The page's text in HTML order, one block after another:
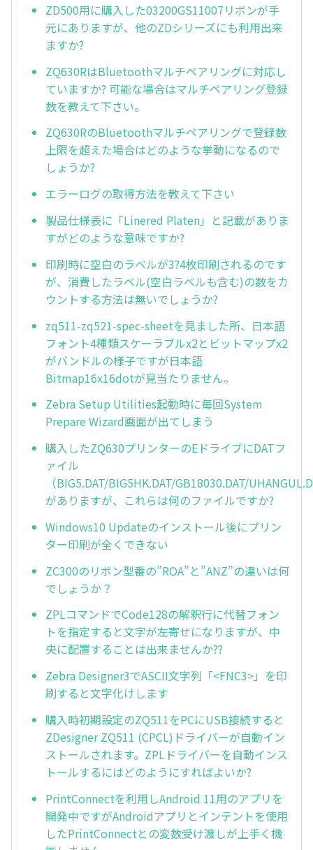
ZD500用に購入した03200GS11007リボンが手
元にありますが、他のZDシリーズにも利用出来
ますか?
ZQ630RはBluetoothマルチペアリングに対応し
ていますか? 可能な場合はマルチペアリング登録
数を教えて下さい。
ZQ630RのBluetoothマルチペアリングで登録数
上限を超えた場合はどのような挙動になるので
しょうか?
エラーログの取得方法を教えて下さい
製品仕様表に「Linered Platen」と記載がありま
すがどのような意味ですか?
印刷時に空白のラベルが3?4枚印刷されるのです
が、消費したラベル(空白ラベルも含む)の数をカ
ウントする方法は無いでしょうか?
zq511-zq521-spec-sheetを見ました所、日本語
フォント4種類スケーラブルx2とビットマップx2
がバンドルの様子ですが日本語
Bitmap16x16dotが見当たりません。
Zebra Setup Utilities起動時に毎回System
Prepare Wizard画面が出てしまう
購入したZQ630プリンターのEドライブにDATフ
ァイル
（BIG5.DAT/BIG5HK.DAT/GB18030.DAT/
がありますが、これらは何のファイルですか?
Windows10 Updateのインストール後にプリン
ター印刷が全くできない
ZC300のリボン型番の”ROA”と”ANZ”の違いは何
でしょうか？
ZPLコマンドでCode128の解釈行に代替フォン
トを指定すると文字が左寄せになりますが、中
央に配置することは出来ませんか??
Zebra Designer3でASCII文字列「<FNC3>」を印
刷すると文字化けします
購入時初期設定のZQ511をPCにUSB接続すると
ZDesigner ZQ511 (CPCL)ドライバーが自動イン
ストールされます。ZPLドライバーを自動インス
トールするにはどのようにすればよいか?
PrintConnectを利用しAndroid 11用のアプリを
開発中ですがAndroidアプリとインテントを使用
したPrintConnectとの変数受け渡しが上手く機